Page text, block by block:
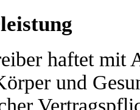
haftet mit
und